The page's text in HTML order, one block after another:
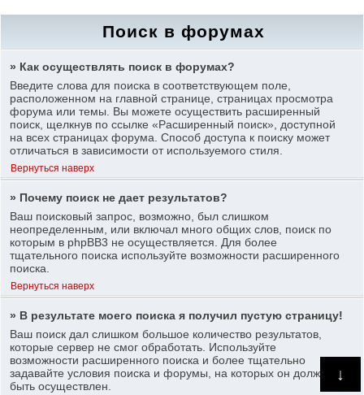
↓
Поиск в форумах
» Как осуществлять поиск в форумах?
Введите слова для поиска в соответствующем поле,
расположенном на главной странице, страницах просмотра
форума или темы. Вы можете осуществить расширенный
поиск, щелкнув по ссылке «Расширенный поиск», доступной
на всех страницах форума. Способ доступа к поиску может
отличаться в зависимости от используемого стиля.
Вернуться наверх
» Почему поиск не дает результатов?
Ваш поисковый запрос, возможно, был слишком
неопределенным, или включал много общих слов, поиск по
которым в phpBB3 не осуществляется. Для более
тщательного поиска используйте возможности расширенного
поиска.
Вернуться наверх
» В результате моего поиска я получил пустую страницу!
Ваш поиск дал слишком большое количество результатов,
которые сервер не смог обработать. Используйте
возможности расширенного поиска и более тщательно
задавайте условия поиска и форумы, на которых он должен
быть осуществлен.